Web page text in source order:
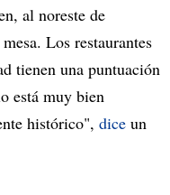
al noreste de
Los restaurantes
tienen una puntuación
está muy bien
histórico", dice un